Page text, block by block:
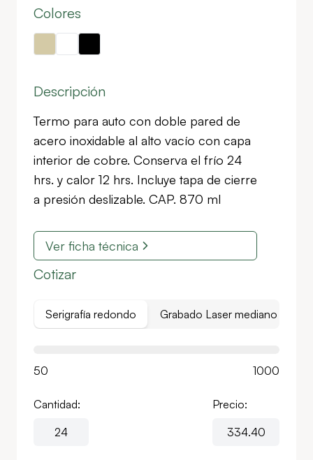
Colores
Descripción
Termo para auto con doble pared de
acero inoxidable al alto vacío con capa
interior de cobre. Conserva el frío 24
hrs. y calor 12 hrs. Incluye tapa de cierre
a presión deslizable. CAP. 870 ml
Ver ficha técnica
Cotizar
Serigrafía redondo Grabado Laser mediano
50 1000
Cantidad: Precio: